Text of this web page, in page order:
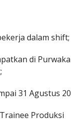
dalam shift;
di
31 Agustus
Produksi